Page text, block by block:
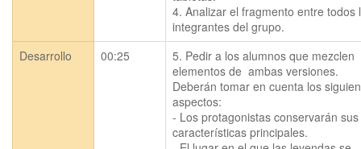
4. Analizar el fragmento entre todos
Desarrollo
00:25
5. Pedir a los alumnos que mezclen
elementos de  ambas versiones.
Deberán tomar en cuenta los
aspectos:
- Los protagonistas conservarán sus
características principales.